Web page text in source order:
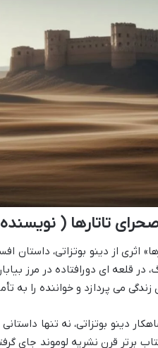
تاتارها ( نویسنده
اثری از دینو بوتزاتی، داستان
در قلعه ای دورافتاده در مرز
زندگی می پردازد و خواننده را
دینو بوتزاتی، نه تنها
در فهرست ۱۰۰ کتاب برتر قرن نشریه